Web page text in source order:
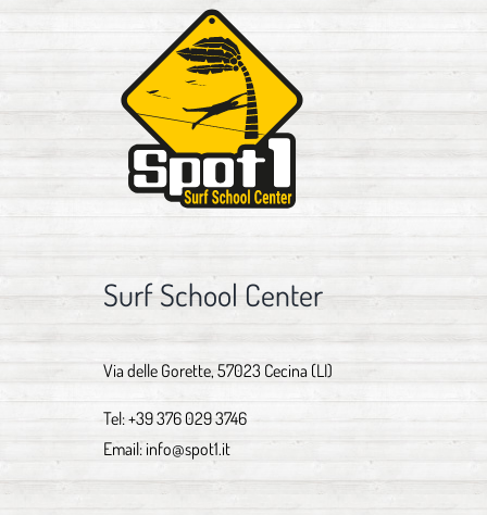
Surf School Center
Via delle Gorette, 57023 Cecina (LI)
Tel:+39 376 029 3746
Email: info@spot1.it